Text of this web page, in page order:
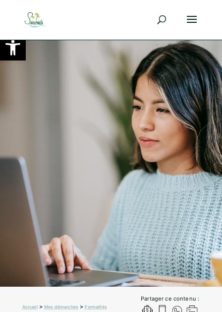
Ouvrir la barre d’outils
Partager ce contenu :
Accueil>Mes démarches >Formalités